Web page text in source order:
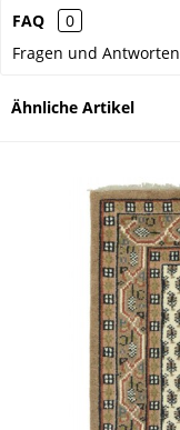
FAQ
0
Fragen und Antworten
Ähnliche Artikel